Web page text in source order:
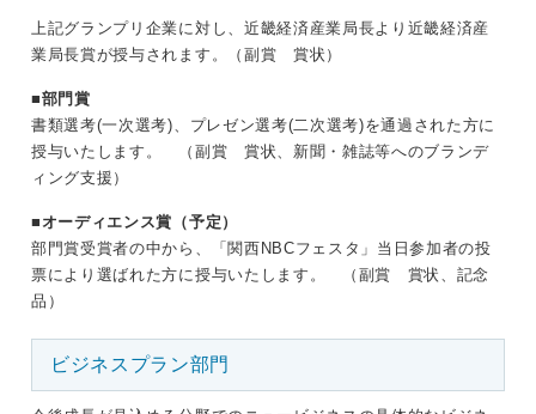
上記グランプリ企業に対し、近畿経済産業局長より近畿経済産
業局長賞が授与されます。（副賞 賞状）
■部門賞
書類選考(一次選考)、プレゼン選考(二次選考)を通過された方に
授与いたします。 （副賞 賞状、新聞・雑誌等へのブランデ
ィング支援）
■オーディエンス賞（予定）
部門賞受賞者の中から、「関西NBCフェスタ」当日参加者の投
票により選ばれた方に授与いたします。 （副賞 賞状、記念
品）
ビジネスプラン部門